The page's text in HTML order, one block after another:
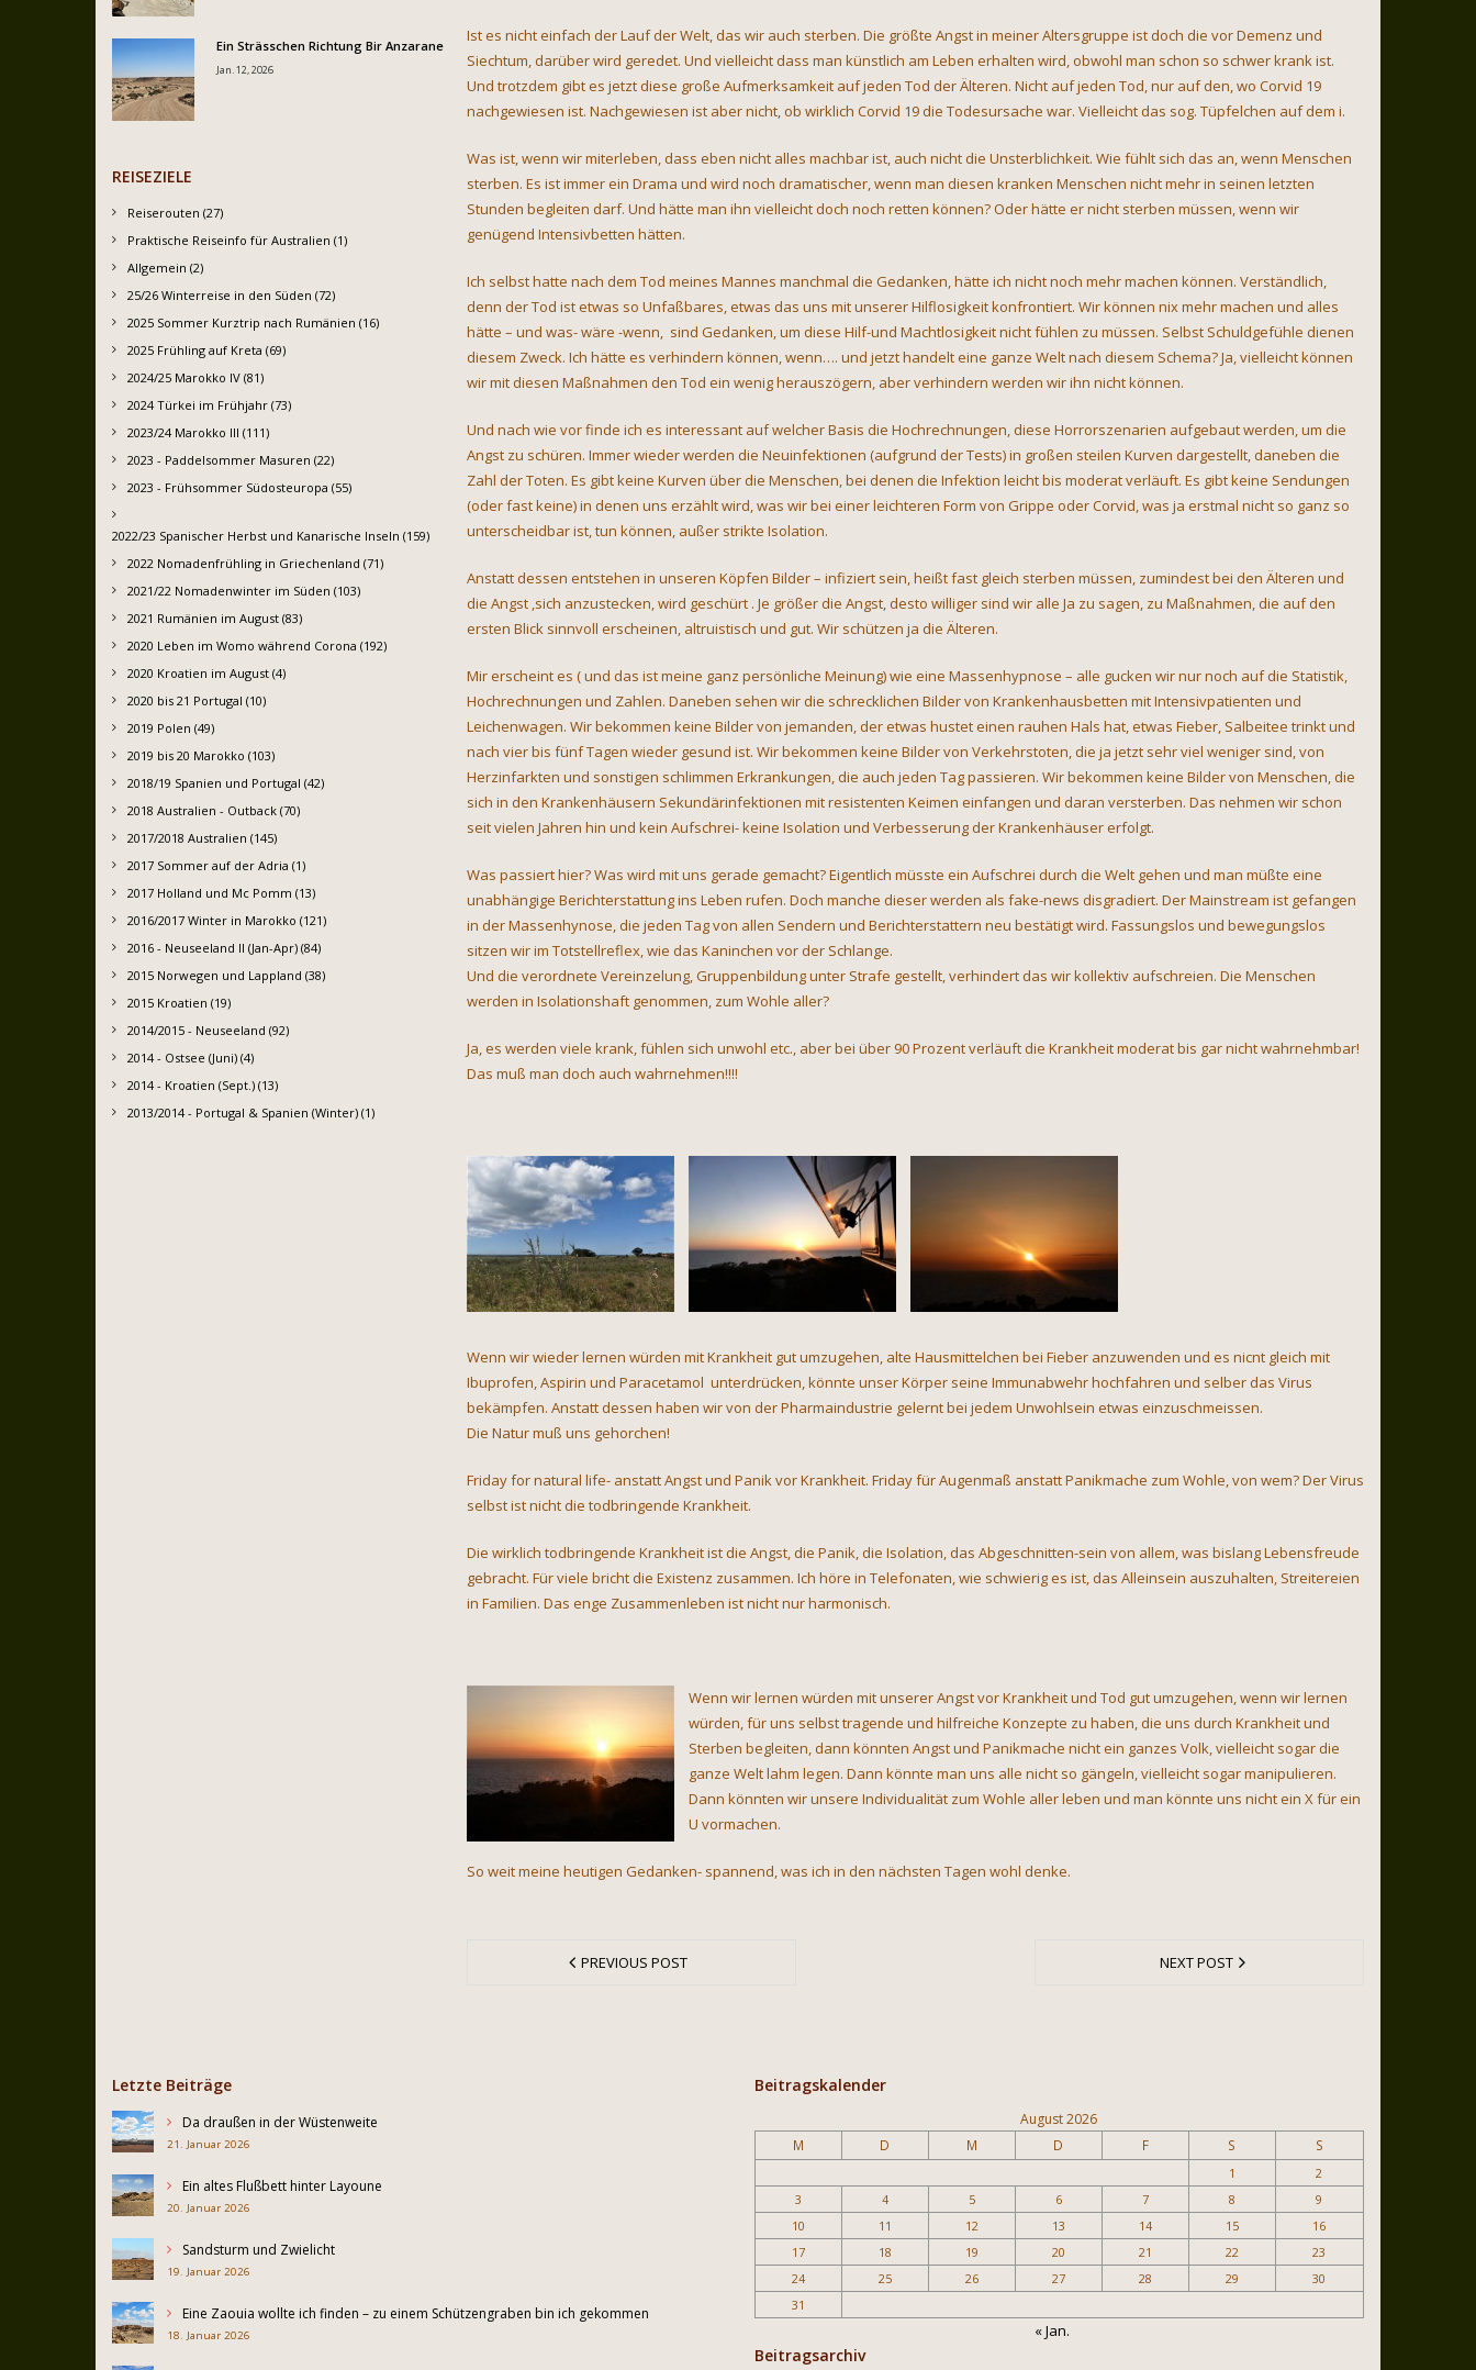
Ist es nicht einfach der Lauf der Welt, das wir auch sterben. Die größte Angst in meiner Altersgruppe ist doch die vor Demenz und
Siechtum, darüber wird geredet. Und vielleicht dass man künstlich am Leben erhalten wird, obwohl man schon so schwer krank ist.
Und trotzdem gibt es jetzt diese große Aufmerksamkeit auf jeden Tod der Älteren. Nicht auf jeden Tod, nur auf den, wo Corvid 19
nachgewiesen ist. Nachgewiesen ist aber nicht, ob wirklich Corvid 19 die Todesursache war. Vielleicht das sog. Tüpfelchen auf dem i.
Was ist, wenn wir miterleben, dass eben nicht alles machbar ist, auch nicht die Unsterblichkeit. Wie fühlt sich das an, wenn Menschen
sterben. Es ist immer ein Drama und wird noch dramatischer, wenn man diesen kranken Menschen nicht mehr in seinen letzten
Stunden begleiten darf. Und hätte man ihn vielleicht doch noch retten können? Oder hätte er nicht sterben müssen, wenn wir
genügend Intensivbetten hätten.
Ich selbst hatte nach dem Tod meines Mannes manchmal die Gedanken, hätte ich nicht noch mehr machen können. Verständlich,
denn der Tod ist etwas so Unfaßbares, etwas das uns mit unserer Hilflosigkeit konfrontiert. Wir können nix mehr machen und alles
hätte – und was- wäre -wenn, sind Gedanken, um diese Hilf-und Machtlosigkeit nicht fühlen zu müssen. Selbst Schuldgefühle dienen
diesem Zweck. Ich hätte es verhindern können, wenn…. und jetzt handelt eine ganze Welt nach diesem Schema? Ja, vielleicht können
wir mit diesen Maßnahmen den Tod ein wenig herauszögern, aber verhindern werden wir ihn nicht können.
Und nach wie vor finde ich es interessant auf welcher Basis die Hochrechnungen, diese Horrorszenarien aufgebaut werden, um die
Angst zu schüren. Immer wieder werden die Neuinfektionen (aufgrund der Tests) in großen steilen Kurven dargestellt, daneben die
Zahl der Toten. Es gibt keine Kurven über die Menschen, bei denen die Infektion leicht bis moderat verläuft. Es gibt keine Sendungen
(oder fast keine) in denen uns erzählt wird, was wir bei einer leichteren Form von Grippe oder Corvid, was ja erstmal nicht so ganz so
unterscheidbar ist, tun können, außer strikte Isolation.
Anstatt dessen entstehen in unseren Köpfen Bilder – infiziert sein, heißt fast gleich sterben müssen, zumindest bei den Älteren und
die Angst ,sich anzustecken, wird geschürt . Je größer die Angst, desto williger sind wir alle Ja zu sagen, zu Maßnahmen, die auf den
ersten Blick sinnvoll erscheinen, altruistisch und gut. Wir schützen ja die Älteren.
Mir erscheint es ( und das ist meine ganz persönliche Meinung) wie eine Massenhypnose – alle gucken wir nur noch auf die Statistik,
Hochrechnungen und Zahlen. Daneben sehen wir die schrecklichen Bilder von Krankenhausbetten mit Intensivpatienten und
Leichenwagen. Wir bekommen keine Bilder von jemanden, der etwas hustet einen rauhen Hals hat, etwas Fieber, Salbeitee trinkt und
nach vier bis fünf Tagen wieder gesund ist. Wir bekommen keine Bilder von Verkehrstoten, die ja jetzt sehr viel weniger sind, von
Herzinfarkten und sonstigen schlimmen Erkrankungen, die auch jeden Tag passieren. Wir bekommen keine Bilder von Menschen, die
sich in den Krankenhäusern Sekundärinfektionen mit resistenten Keimen einfangen und daran versterben. Das nehmen wir schon
seit vielen Jahren hin und kein Aufschrei- keine Isolation und Verbesserung der Krankenhäuser erfolgt.
Was passiert hier? Was wird mit uns gerade gemacht? Eigentlich müsste ein Aufschrei durch die Welt gehen und man müßte eine
unabhängige Berichterstattung ins Leben rufen. Doch manche dieser werden als fake-news disgradiert. Der Mainstream ist gefangen
in der Massenhynose, die jeden Tag von allen Sendern und Berichterstattern neu bestätigt wird. Fassungslos und bewegungslos
sitzen wir im Totstellreflex, wie das Kaninchen vor der Schlange.
Und die verordnete Vereinzelung, Gruppenbildung unter Strafe gestellt, verhindert das wir kollektiv aufschreien. Die Menschen
werden in Isolationshaft genommen, zum Wohle aller?
Ja, es werden viele krank, fühlen sich unwohl etc., aber bei über 90 Prozent verläuft die Krankheit moderat bis gar nicht wahrnehmbar!
Das muß man doch auch wahrnehmen!!!!
Wenn wir wieder lernen würden mit Krankheit gut umzugehen, alte Hausmittelchen bei Fieber anzuwenden und es nicnt gleich mit
Ibuprofen, Aspirin und Paracetamol unterdrücken, könnte unser Körper seine Immunabwehr hochfahren und selber das Virus
bekämpfen. Anstatt dessen haben wir von der Pharmaindustrie gelernt bei jedem Unwohlsein etwas einzuschmeissen.
Die Natur muß uns gehorchen!
Friday for natural life- anstatt Angst und Panik vor Krankheit. Friday für Augenmaß anstatt Panikmache zum Wohle, von wem? Der Virus
selbst ist nicht die todbringende Krankheit.
Die wirklich todbringende Krankheit ist die Angst, die Panik, die Isolation, das Abgeschnitten-sein von allem, was bislang Lebensfreude
gebracht. Für viele bricht die Existenz zusammen. Ich höre in Telefonaten, wie schwierig es ist, das Alleinsein auszuhalten, Streitereien
in Familien. Das enge Zusammenleben ist nicht nur harmonisch.
Wenn wir lernen würden mit unserer Angst vor Krankheit und Tod gut umzugehen, wenn wir lernen
würden, für uns selbst tragende und hilfreiche Konzepte zu haben, die uns durch Krankheit und
Sterben begleiten, dann könnten Angst und Panikmache nicht ein ganzes Volk, vielleicht sogar die
ganze Welt lahm legen. Dann könnte man uns alle nicht so gängeln, vielleicht sogar manipulieren.
Dann könnten wir unsere Individualität zum Wohle aller leben und man könnte uns nicht ein X für ein
U vormachen.
So weit meine heutigen Gedanken- spannend, was ich in den nächsten Tagen wohl denke.
PREVIOUS POST NEXT POST
Ein Strässchen Richtung Bir Anzarane
Jan. 12, 2026
REISEZIELE
Reiserouten (27)
Praktische Reiseinfo für Australien (1)
Allgemein (2)
25/26 Winterreise in den Süden (72)
2025 Sommer Kurztrip nach Rumänien (16)
2025 Frühling auf Kreta (69)
2024/25 Marokko IV (81)
2024 Türkei im Frühjahr (73)
2023/24 Marokko III (111)
2023 - Paddelsommer Masuren (22)
2023 - Frühsommer Südosteuropa (55)
2022/23 Spanischer Herbst und Kanarische Inseln (159)
2022 Nomadenfrühling in Griechenland (71)
2021/22 Nomadenwinter im Süden (103)
2021 Rumänien im August (83)
2020 Leben im Womo während Corona (192)
2020 Kroatien im August (4)
2020 bis 21 Portugal (10)
2019 Polen (49)
2019 bis 20 Marokko (103)
2018/19 Spanien und Portugal (42)
2018 Australien - Outback (70)
2017/2018 Australien (145)
2017 Sommer auf der Adria (1)
2017 Holland und Mc Pomm (13)
2016/2017 Winter in Marokko (121)
2016 - Neuseeland II (Jan-Apr) (84)
2015 Norwegen und Lappland (38)
2015 Kroatien (19)
2014/2015 - Neuseeland (92)
2014 - Ostsee (Juni) (4)
2014 - Kroatien (Sept.) (13)
2013/2014 - Portugal & Spanien (Winter) (1)
Letzte Beiträge
Da draußen in der Wüstenweite
21. Januar 2026
Ein altes Flußbett hinter Layoune
20. Januar 2026
Sandsturm und Zwielicht
19. Januar 2026
Eine Zaouia wollte ich finden – zu einem Schützengraben bin ich gekommen
18. Januar 2026
Beitragskalender
August 2026
M D M D F S S
1
2
3
4 5 6 7 8
9
10
11 12 13 14 15
16
17
18 19 20 21 22
23
24
25 26 27 28 29
30
31
« Jan.
Beitragsarchiv